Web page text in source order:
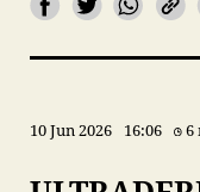
10 Jun 2026 16:06 6